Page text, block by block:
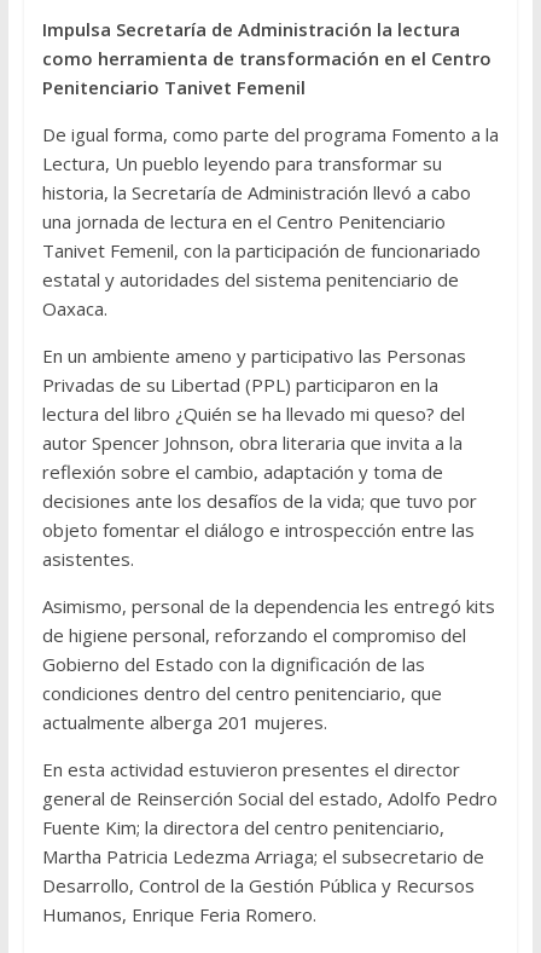
Impulsa Secretaría de Administración la lectura
como herramienta de transformación en el Centro
Penitenciario Tanivet Femenil
De igual forma, como parte del programa Fomento a la
Lectura, Un pueblo leyendo para transformar su
historia, la Secretaría de Administración llevó a cabo
una jornada de lectura en el Centro Penitenciario
Tanivet Femenil, con la participación de funcionariado
estatal y autoridades del sistema penitenciario de
Oaxaca.
En un ambiente ameno y participativo las Personas
Privadas de su Libertad (PPL) participaron en la
lectura del libro ¿Quién se ha llevado mi queso? del
autor Spencer Johnson, obra literaria que invita a la
reflexión sobre el cambio, adaptación y toma de
decisiones ante los desafíos de la vida; que tuvo por
objeto fomentar el diálogo e introspección entre las
asistentes.
Asimismo, personal de la dependencia les entregó kits
de higiene personal, reforzando el compromiso del
Gobierno del Estado con la dignificación de las
condiciones dentro del centro penitenciario, que
actualmente alberga 201 mujeres.
En esta actividad estuvieron presentes el director
general de Reinserción Social del estado, Adolfo Pedro
Fuente Kim; la directora del centro penitenciario,
Martha Patricia Ledezma Arriaga; el subsecretario de
Desarrollo, Control de la Gestión Pública y Recursos
Humanos, Enrique Feria Romero.